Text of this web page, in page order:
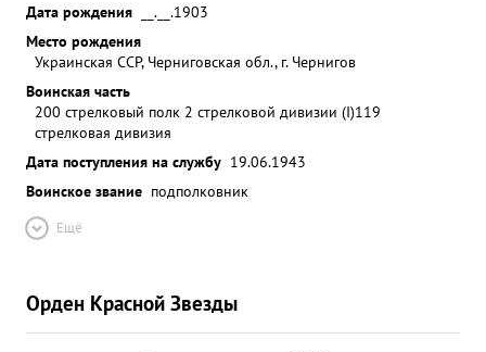
Дата рождения
__.__.1903
Место рождения
Украинская ССР, Черниговская обл., г. Чернигов
Воинская часть
200 стрелковый полк 2 стрелковой дивизии (I)119
стрелковая дивизия
Дата поступления на службу 19.06.1943
Воинское звание подполковник
Ещё
Орден Красной Звезды